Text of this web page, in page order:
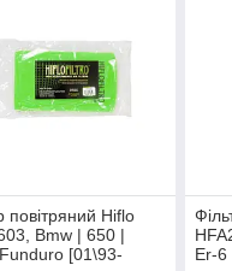
повітряний Hiflo
Bmw | 650 |
[01\93-
Er-6